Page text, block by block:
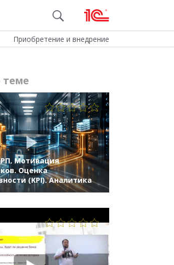
Приобретение и внедрение
теме
Мотивация
Оценка
(KPI). Аналитика